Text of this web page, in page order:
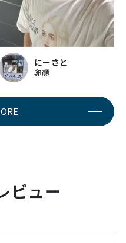
にーさと
卵顔
ビュー